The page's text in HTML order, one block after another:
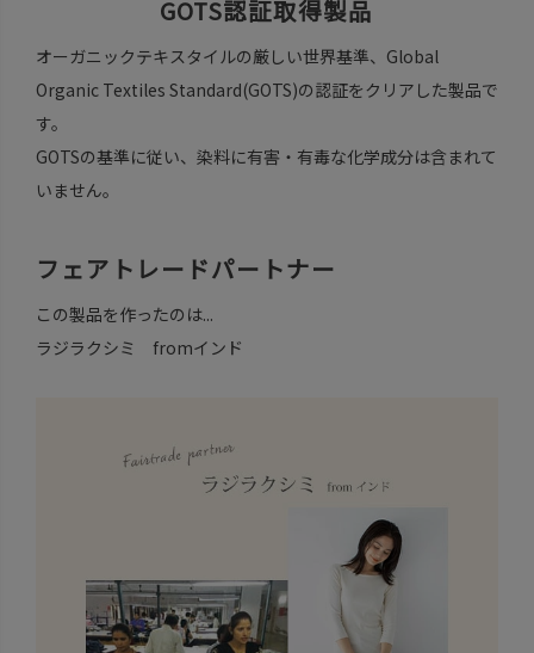
GOTS認証取得製品
オーガニックテキスタイルの厳しい世界基準、Global
Organic Textiles Standard(GOTS)の認証をクリアした製品で
す。
GOTSの基準に従い、染料に有害・有毒な化学成分は含まれて
いません。
フェアトレードパートナー
この製品を作ったのは...
ラジラクシミ fromインド